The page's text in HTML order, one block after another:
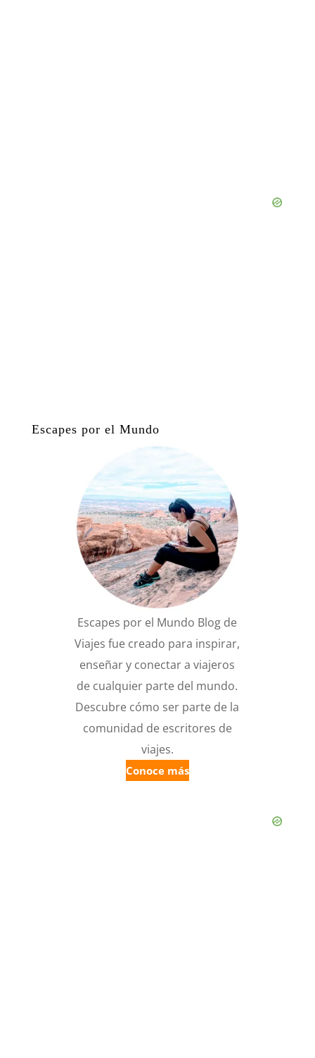
Escapes por el Mundo
Escapes por el Mundo Blog de
Viajes fue creado para inspirar,
enseñar y conectar a viajeros
de cualquier parte del mundo.
Descubre cómo ser parte de la
comunidad de escritores de
viajes.
Conoce más